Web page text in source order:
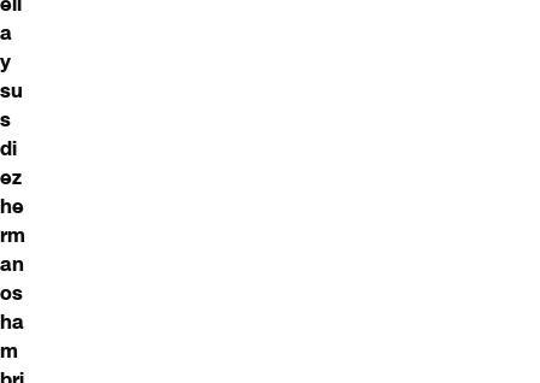
a
y
su
s
di
ez
he
rm
an
os
ha
m